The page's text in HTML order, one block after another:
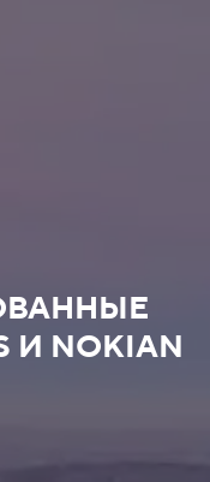
И NOKIAN